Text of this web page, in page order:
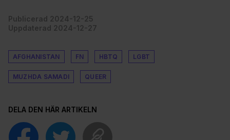
Publicerad 2024-12-25
Uppdaterad 2024-12-27
AFGHANISTAN FN HBTQ LGBT
MUZHDA SAMADI QUEER
DELA DEN HÄR ARTIKELN